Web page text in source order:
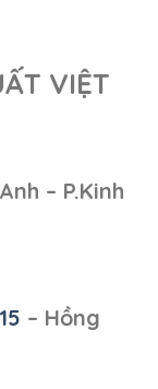
VIỆT
– P.Kinh
– Hồng